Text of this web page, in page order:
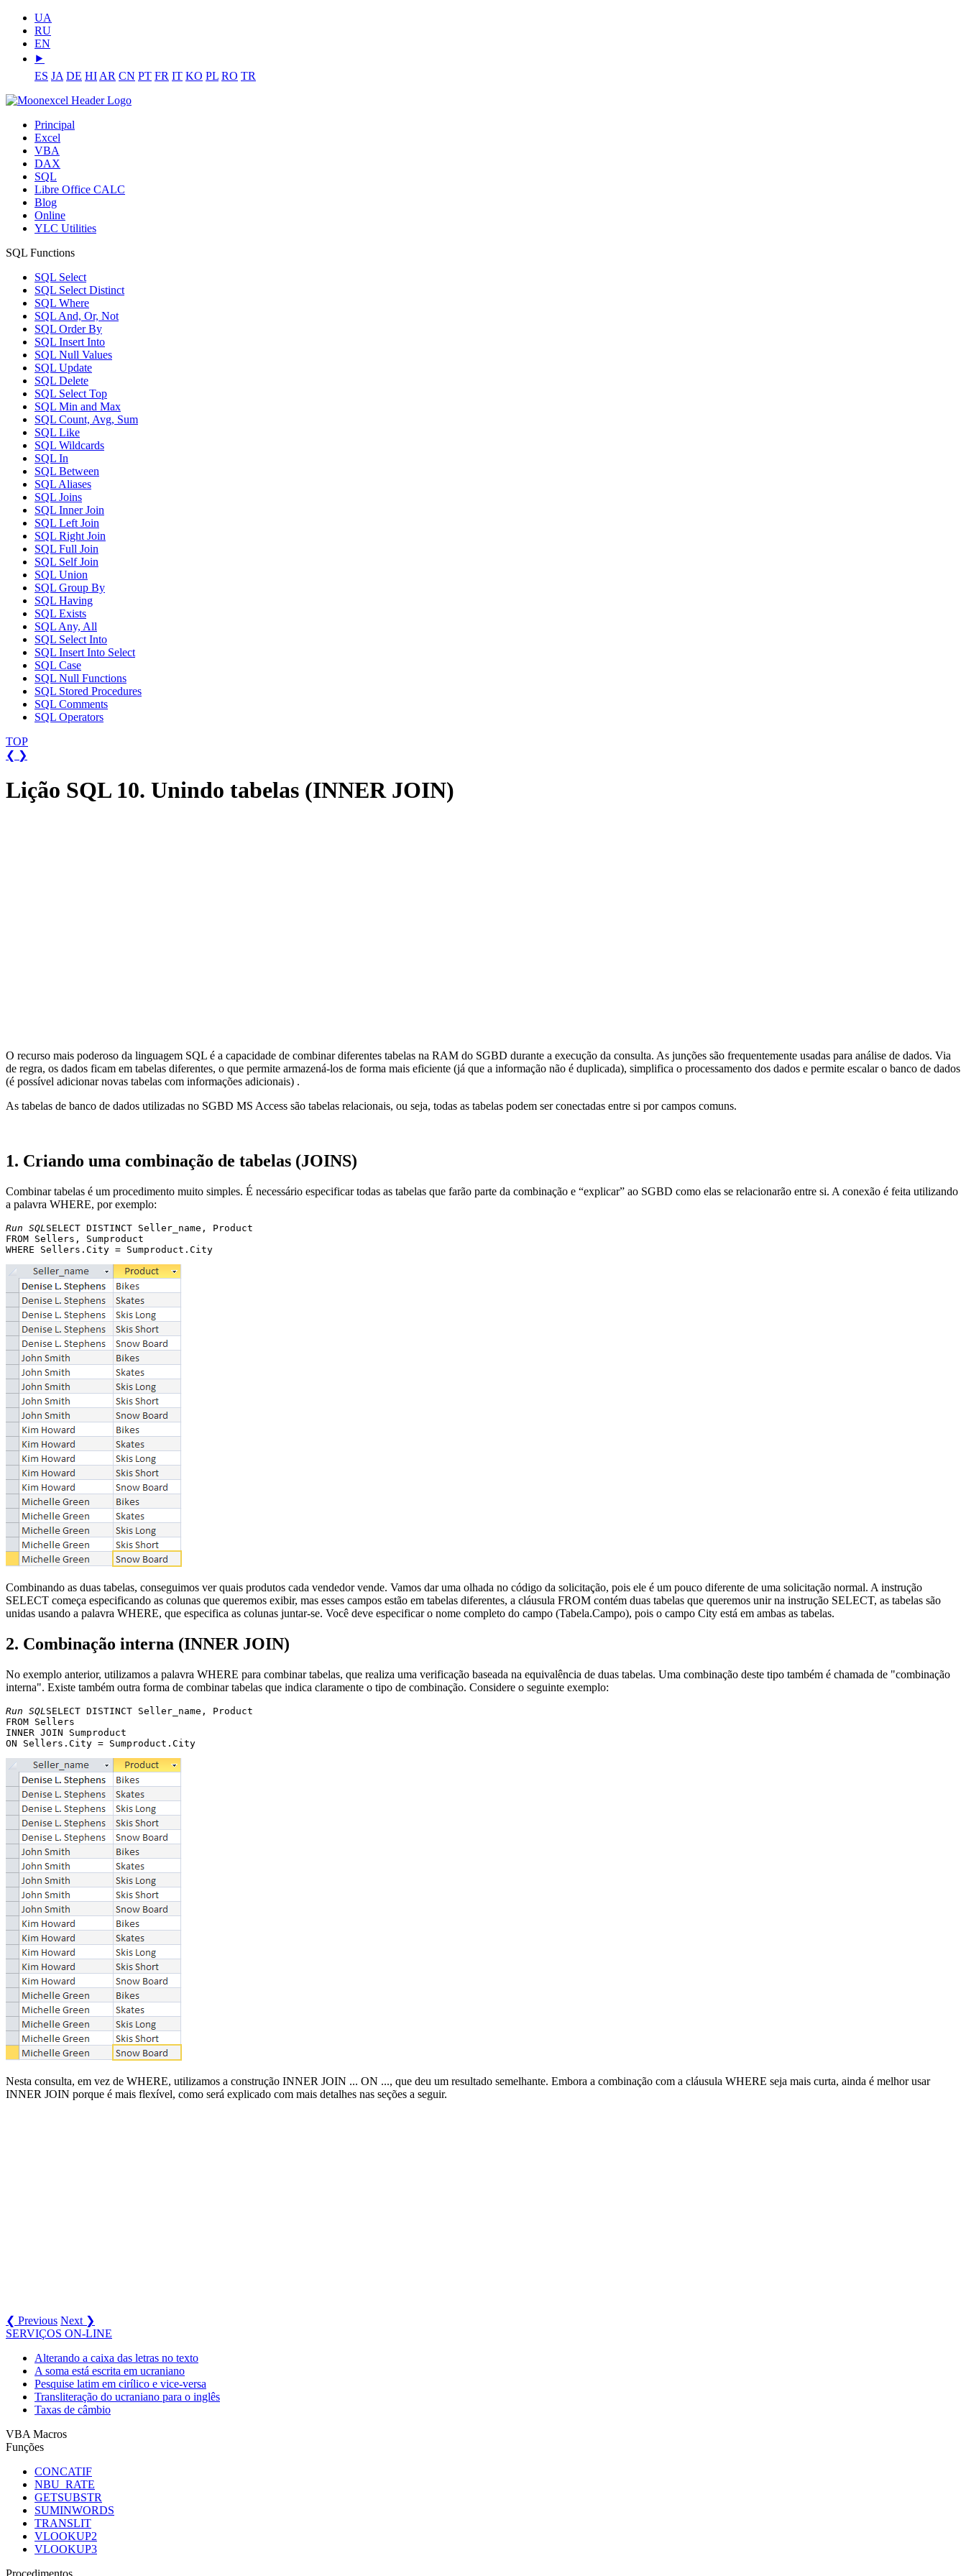
UA
RU
EN
⯈
ES JA DE HI AR CN PT FR IT KO PL RO TR
Principal
Excel
VBA
DAX
SQL
Libre Office CALC
Blog
Online
YLC Utilities
SQL Functions
SQL Select
SQL Select Distinct
SQL Where
SQL And, Or, Not
SQL Order By
SQL Insert Into
SQL Null Values
SQL Update
SQL Delete
SQL Select Top
SQL Min and Max
SQL Count, Avg, Sum
SQL Like
SQL Wildcards
SQL In
SQL Between
SQL Aliases
SQL Joins
SQL Inner Join
SQL Left Join
SQL Right Join
SQL Full Join
SQL Self Join
SQL Union
SQL Group By
SQL Having
SQL Exists
SQL Any, All
SQL Select Into
SQL Insert Into Select
SQL Case
SQL Null Functions
SQL Stored Procedures
SQL Comments
SQL Operators
TOP
❮ ❯
Lição SQL 10. Unindo tabelas (INNER JOIN)
O recurso mais poderoso da linguagem SQL é a capacidade de combinar diferentes tabelas na RAM do SGBD durante a execução da consulta. As junções são frequentemente usadas para análise de dados. Via
de regra, os dados ficam em tabelas diferentes, o que permite armazená-los de forma mais eficiente (já que a informação não é duplicada), simplifica o processamento dos dados e permite escalar o banco de dados
(é possível adicionar novas tabelas com informações adicionais) .
As tabelas de banco de dados utilizadas no SGBD MS Access são tabelas relacionais, ou seja, todas as tabelas podem ser conectadas entre si por campos comuns.
1. Criando uma combinação de tabelas (JOINS)
Combinar tabelas é um procedimento muito simples. É necessário especificar todas as tabelas que farão parte da combinação e “explicar” ao SGBD como elas se relacionarão entre si. A conexão é feita utilizando
a palavra WHERE, por exemplo:
Run SQL SELECT DISTINCT Seller_name, Product
FROM Sellers, Sumproduct
Combinando as duas tabelas, conseguimos ver quais produtos cada vendedor vende. Vamos dar uma olhada no código da solicitação, pois ele é um pouco diferente de uma solicitação normal. A instrução
SELECT começa especificando as colunas que queremos exibir, mas esses campos estão em tabelas diferentes, a cláusula FROM contém duas tabelas que queremos unir na instrução SELECT, as tabelas são
unidas usando a palavra WHERE, que especifica as colunas juntar-se. Você deve especificar o nome completo do campo (Tabela.Campo), pois o campo City está em ambas as tabelas.
2. Combinação interna (INNER JOIN)
No exemplo anterior, utilizamos a palavra WHERE para combinar tabelas, que realiza uma verificação baseada na equivalência de duas tabelas. Uma combinação deste tipo também é chamada de "combinação
interna". Existe também outra forma de combinar tabelas que indica claramente o tipo de combinação. Considere o seguinte exemplo:
Run SQL SELECT DISTINCT Seller_name, Product
FROM Sellers
INNER JOIN Sumproduct
Nesta consulta, em vez de WHERE, utilizamos a construção INNER JOIN ... ON ..., que deu um resultado semelhante. Embora a combinação com a cláusula WHERE seja mais curta, ainda é melhor usar
INNER JOIN porque é mais flexível, como será explicado com mais detalhes nas seções a seguir.
❮ Previous Next ❯
SERVIÇOS ON-LINE
Alterando a caixa das letras no texto
A soma está escrita em ucraniano
Pesquise latim em cirílico e vice-versa
Transliteração do ucraniano para o inglês
Taxas de câmbio
VBA Macros
Funções
CONCATIF
NBU_RATE
GETSUBSTR
SUMINWORDS
TRANSLIT
VLOOKUP2
VLOOKUP3
Procedimentos